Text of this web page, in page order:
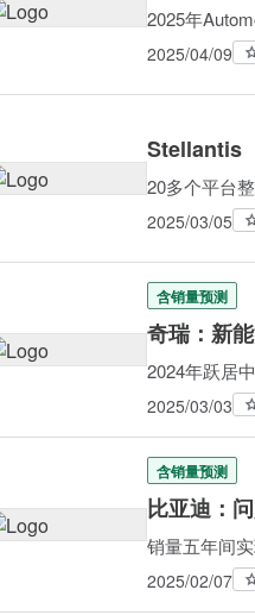
2025年
2025/04/09
Stellantis
20多个平台
2025/03/05
含销量预测
奇瑞：新
2024年跃居
2025/03/03
含销量预测
比亚迪：
销量五年间
2025/02/07